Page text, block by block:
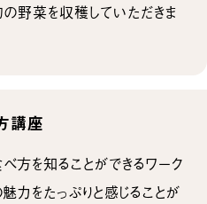
野菜を収穫していただきま
講座
を知ることができるワーク
力をたっぷりと感じることが